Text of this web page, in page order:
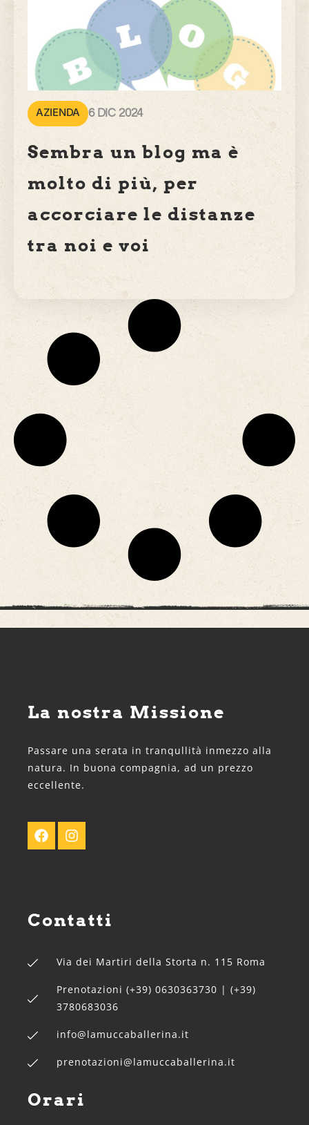
AZIENDA 6 DIC 2024
Sembra un blog ma è
molto di più, per
accorciare le distanze
tra noi e voi
La nostra Missione
Passare una serata in tranqullità inmezzo alla
natura. In buona compagnia, ad un prezzo
eccellente.
Contatti
Via dei Martiri della Storta n. 115 Roma
Prenotazioni (+39) 0630363730 | (+39)
3780683036
info@lamuccaballerina.it
prenotazioni@lamuccaballerina.it
Orari